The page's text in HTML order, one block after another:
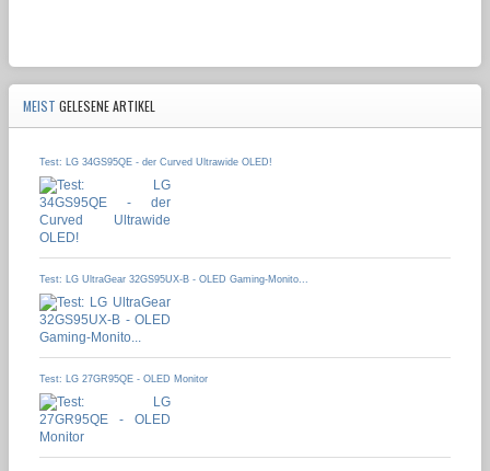
MEIST GELESENE ARTIKEL
Test: LG 34GS95QE - der Curved Ultrawide OLED!
Test: LG UltraGear 32GS95UX-B - OLED Gaming-Monito...
Test: LG 27GR95QE - OLED Monitor